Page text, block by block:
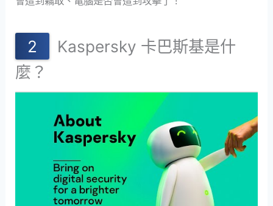
Kaspersky 卡巴斯基是什
麼？